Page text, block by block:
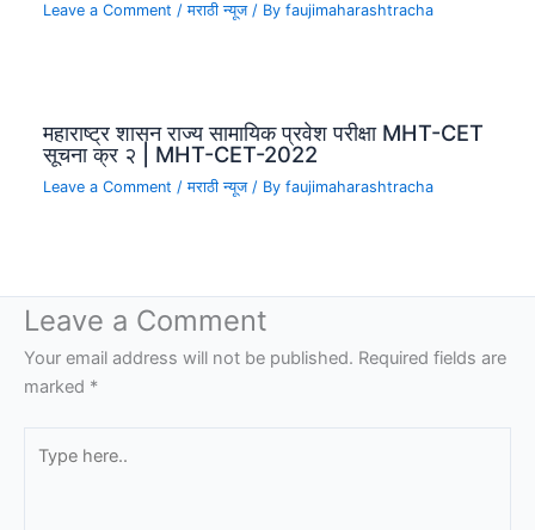
Leave a Comment /मराठी न्यूज/ Byfaujimaharashtracha
महाराष्ट्र शासन राज्य सामायिक प्रवेश परीक्षा MHT-CET
सूचना क्र २ | MHT-CET-2022
Leave a Comment /मराठी न्यूज/ Byfaujimaharashtracha
Leave a Comment
Your email address will not be published. Required fields are
marked *
here..